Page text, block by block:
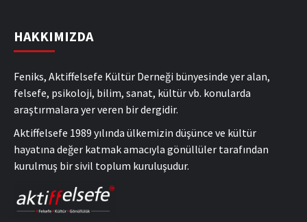
HAKKIMIZDA
Feniks, Aktiffelsefe Kültür Derneği bünyesinde yer alan,
felsefe, psikoloji, bilim, sanat, kültür vb. konularda
araştırmalara yer veren bir dergidir.
Aktiffelsefe 1989 yılında ülkemizin düşünce ve kültür
hayatına değer katmak amacıyla gönüllüler tarafından
kurulmuş bir sivil toplum kuruluşudur.